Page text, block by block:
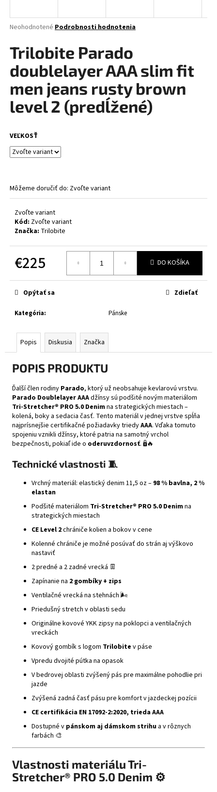
Priemerné
produktu
0,0
z
hviezdičiek.
Neohodnotené Podrobnosti hodnotenia
Trilobite Parado
doublelayer AAA slim fit
men jeans rusty brown
level 2 (predĺžené)
VEĽKOSŤ
Môžeme doručiť do: Zvoľte variant
Zvoľte variant
Kód: Zvoľte variant
Značka: Trilobite
€225
cena:
DO KOŠÍKA
Kategória: Pánske
Opýtať sa Zdieľať
Popis Diskusia Značka
POPIS PRODUKTU
Ďalší člen rodiny Parado, ktorý už neobsahuje kevlarovú vrstvu.
Parado Doublelayer AAAdžínsy sú podšité novým materiálom
Tri-Stretcher® PRO 5.0 Denimna strategických miestach –
kolená, boky a sedacia časť. Tento materiál v jednej vrstve spĺňa
najprísnejšie certifikačné požiadavky triedyAAA. Vďaka tomuto
spojeniu vznikli džínsy, ktoré patria na samotný vrchol
bezpečnosti, pokiaľ ide o oderuvzdornosť. 🔒🔥
Technické vlastnosti 🧵
Vrchný materiál: elastický denim 11,5 oz – 98 % bavlna, 2 %
elastan
Podšité materiálom Tri-Stretcher® PRO 5.0 Denimna
strategických miestach
CE Level 2chrániče kolien a bokov v cene
Kolenné chrániče je možné posúvať do strán aj výškovo
nastaviť
2 predné a 2 zadné vrecká 👖
Zapínanie na 2 gombíky + zips
Ventilačné vrecká na stehnách 🌬️
Priedušný stretch v oblasti sedu
Originálne kovové YKK zipsy na poklopci a ventilačných
vreckách
Kovový gombík s logom Trilobite v páse
Vpredu dvojité pútka na opasok
V bedrovej oblasti zvýšený pás pre maximálne pohodlie pri
jazde
Zvýšená zadná časť pásu pre komfort v jazdeckej pozícii
CE certifikácia EN 17092-2:2020, trieda AAA
Dostupné v pánskom aj dámskom strihu a v rôznych
farbách 🎨
Vlastnosti materiálu Tri-
Stretcher® PRO 5.0 Denim ⚙️
j
ť
?
HĽADAŤ
O
o
r
ú
CABERG
TRIP
MATT
€314